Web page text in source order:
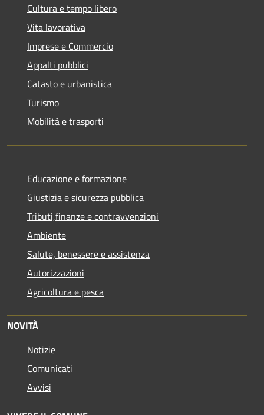
Cultura e tempo libero
Vita lavorativa
Imprese e Commercio
Appalti pubblici
Catasto e urbanistica
Turismo
Mobilità e trasporti
Educazione e formazione
Giustizia e sicurezza pubblica
Tributi,finanze e contravvenzioni
Ambiente
Salute, benessere e assistenza
Autorizzazioni
Agricoltura e pesca
NOVITÀ
Notizie
Comunicati
Avvisi